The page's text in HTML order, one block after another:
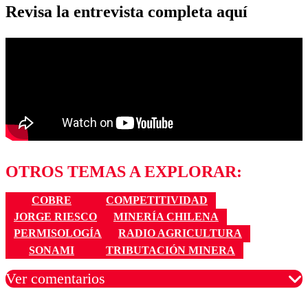
Revisa la entrevista completa aquí
OTROS TEMAS A EXPLORAR:
COBRE
COMPETITIVIDAD
JORGE RIESCO
MINERÍA CHILENA
PERMISOLOGÍA
RADIO AGRICULTURA
SONAMI
TRIBUTACIÓN MINERA
Ver comentarios